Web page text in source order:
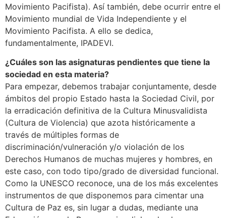
Movimiento Pacifista). Así también, debe ocurrir entre el
Movimiento mundial de Vida Independiente y el
Movimiento Pacifista. A ello se dedica,
fundamentalmente, IPADEVI.
¿Cuáles son las asignaturas pendientes que tiene la
sociedad en esta materia?
Para empezar, debemos trabajar conjuntamente, desde
ámbitos del propio Estado hasta la Sociedad Civil, por
la erradicación definitiva de la Cultura Minusvalidista
(Cultura de Violencia) que azota históricamente a
través de múltiples formas de
discriminación/vulneración y/o violación de los
Derechos Humanos de muchas mujeres y hombres, en
este caso, con todo tipo/grado de diversidad funcional.
Como la UNESCO reconoce, una de los más excelentes
instrumentos de que disponemos para cimentar una
Cultura de Paz es, sin lugar a dudas, mediante una